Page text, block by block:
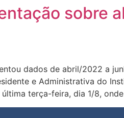
sobre
dados de abril/2022 a
e Administrativa do
terça-feira, dia 1/8,